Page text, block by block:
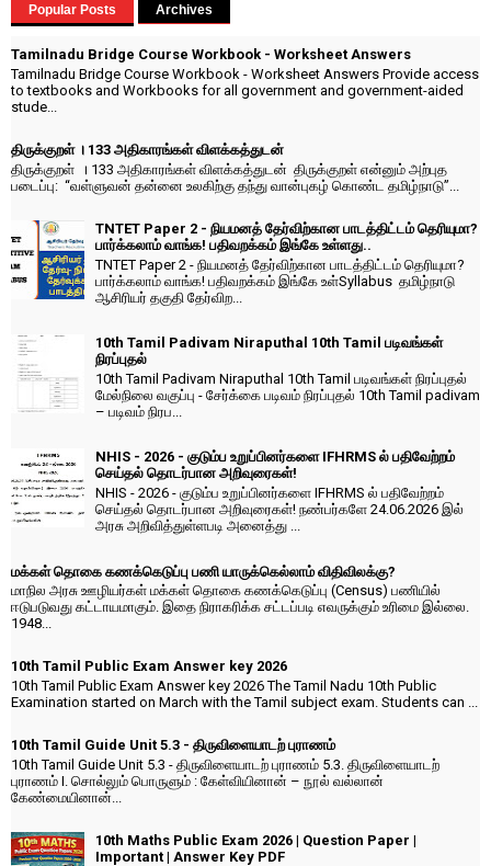
Popular Posts Archives
Tamilnadu Bridge Course Workbook - Worksheet Answers
Tamilnadu Bridge Course Workbook - Worksheet Answers Provide access
to textbooks and Workbooks for all government and government-aided
stude...
திருக்குறள் । 133 அதிகாரங்கள் விளக்கத்துடன்
திருக்குறள் । 133 அதிகாரங்கள் விளக்கத்துடன் திருக்குறள் என்னும் அற்புத
படைப்பு: “வள்ளுவன் தன்னை உலகிற்கு தந்து வான்புகழ் கொண்ட தமிழ்நாடு”...
TNTET Paper 2 - நியமனத் தேர்விற்கான பாடத்திட்டம் தெரியுமா?
பார்க்கலாம் வாங்க! பதிவறக்கம் இங்கே உள்ளது..
TNTET Paper 2 - நியமனத் தேர்விற்கான பாடத்திட்டம் தெரியுமா?
பார்க்கலாம் வாங்க! பதிவறக்கம் இங்கே உள்Syllabus தமிழ்நாடு
ஆசிரியர் தகுதி தேர்விற...
10th Tamil Padivam Niraputhal 10th Tamil படிவங்கள்
நிரப்புதல்
10th Tamil Padivam Niraputhal 10th Tamil படிவங்கள் நிரப்புதல்
மேல்நிலை வகுப்பு - சேர்க்கை படிவம் நிரப்புதல் 10th Tamil padivam
– படிவம் நிரப...
NHIS - 2026 - குடும்ப உறுப்பினர்களை IFHRMS ல் பதிவேற்றம்
செய்தல் தொடர்பான அறிவுரைகள்!
NHIS - 2026 - குடும்ப உறுப்பினர்களை IFHRMS ல் பதிவேற்றம்
செய்தல் தொடர்பான அறிவுரைகள்! நண்பர்களே 24.06.2026 இல்
அரசு அறிவித்துள்ளபடி அனைத்து ...
மக்கள் தொகை கணக்கெடுப்பு பணி யாருக்கெல்லாம் விதிவிலக்கு?
மாநில அரசு ஊழியர்கள் மக்கள் தொகை கணக்கெடுப்பு (Census) பணியில்
ஈடுபடுவது கட்டாயமாகும். இதை நிராகரிக்க சட்டப்படி எவருக்கும் உரிமை இல்லை.
1948...
10th Tamil Public Exam Answer key 2026
10th Tamil Public Exam Answer key 2026 The Tamil Nadu 10th Public
Examination started on March with the Tamil subject exam. Students can ...
10th Tamil Guide Unit 5.3 - திருவிளையாடற் புராணம்
10th Tamil Guide Unit 5.3 - திருவிளையாடற் புராணம் 5.3. திருவிளையாடற்
புராணம் I. சொல்லும் பொருளும் : கேள்வியினான் – நூல் வல்லான்
கேண்மையினான்...
10th Maths Public Exam 2026 | Question Paper |
Important | Answer Key PDF